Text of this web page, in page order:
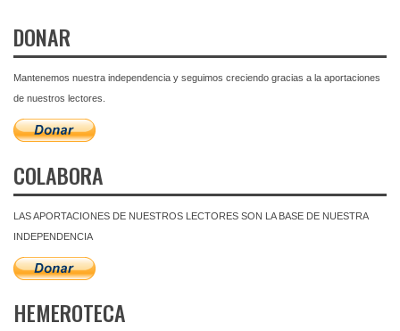
DONAR
Mantenemos nuestra independencia y seguimos creciendo gracias a la aportaciones
de nuestros lectores.
COLABORA
LAS APORTACIONES DE NUESTROS LECTORES SON LA BASE DE NUESTRA
INDEPENDENCIA
HEMEROTECA